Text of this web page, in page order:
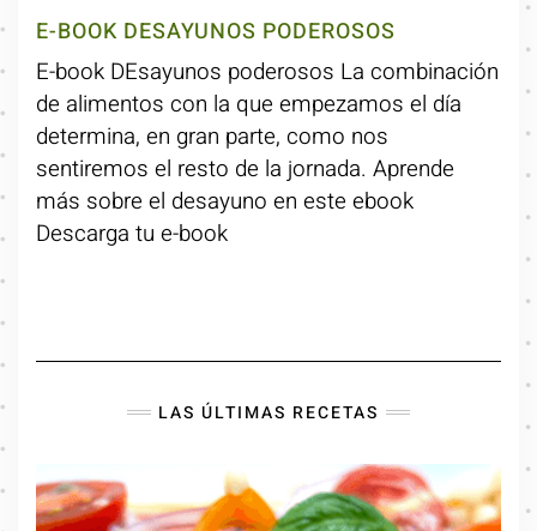
E-BOOK DESAYUNOS PODEROSOS
E-book DEsayunos poderosos La combinación
de alimentos con la que empezamos el día
determina, en gran parte, como nos
sentiremos el resto de la jornada. Aprende
más sobre el desayuno en este ebook
Descarga tu e-book
LAS ÚLTIMAS RECETAS